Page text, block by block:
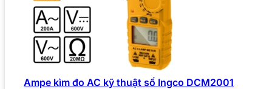
Ampe kìm đo AC kỹ thuật số Ingco DCM2001